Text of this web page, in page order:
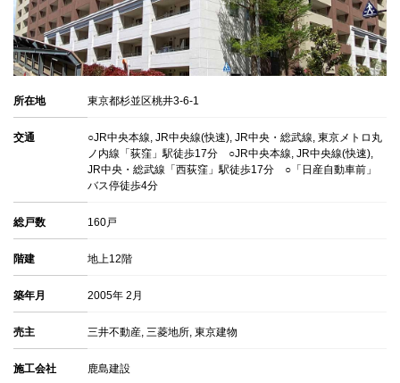
所在地 東京都杉並区桃井3-6-1
交通
○JR中央本線, JR中央線(快速), JR中央・総武線, 東京メトロ丸
ノ内線「荻窪」駅徒歩17分 ○JR中央本線, JR中央線(快速),
JR中央・総武線「西荻窪」駅徒歩17分 ○「日産自動車前」
バス停徒歩4分
総戸数 160戸
階建 地上12階
築年月 2005年 2月
売主 三井不動産, 三菱地所, 東京建物
施工会社 鹿島建設